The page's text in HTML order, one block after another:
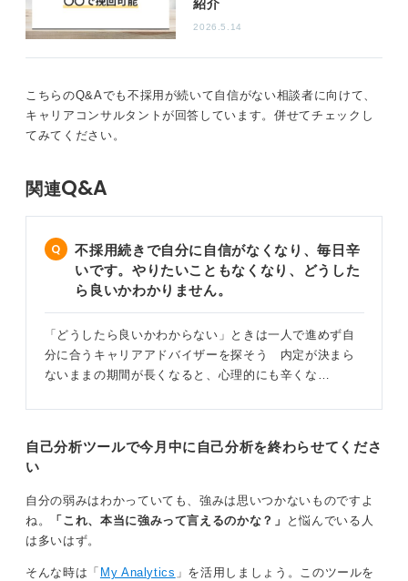
自分が自覚している自分の像と、周りからどう見えてい
就活は縁が作用する場でもあるため、何かができるから
採用されるというよりも、企業との相性が大切なので
0
紹介
2026.5.14
こちらのQ&Aでも不採用が続いて自信がない相談者に向けて、
キャリアコンサルタントが回答しています。併せてチェックし
てみてください。
関連Q&A
不採用続きで自分に自信がなくなり、毎日辛
いです。やりたいこともなくなり、どうした
ら良いかわかりません。
「どうしたら良いかわからない」ときは一人で進めず自
分に合うキャリアアドバイザーを探そう 内定が決まら
ないままの期間が長くなると、心理的にも辛くな…
自己分析ツールで今月中に自己分析を終わらせてくださ
い
自分の弱みはわかっていても、強みは思いつかないものですよ
ね。
「これ、本当に強みって言えるのかな？」
と悩んでいる人
は多いはず。
そんな時は「 My Analytics 」を活用しましょう。このツールを